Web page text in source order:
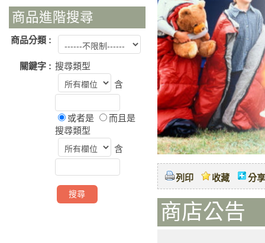
商品進階搜尋
商品分類 :
關鍵字 : 搜尋類型
含
或者是
而且是
搜尋類型
含
列印 收藏 分享
商店公告